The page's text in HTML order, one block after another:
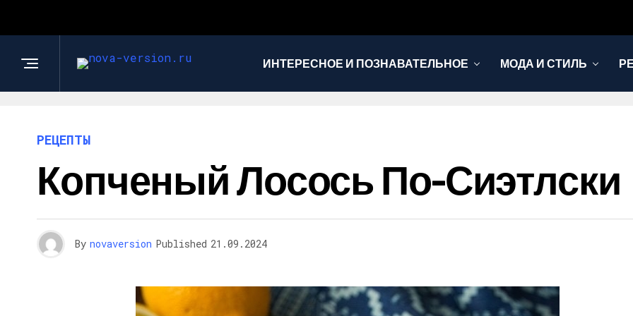
ИНТЕРЕСНОЕ И ПОЗНАВАТЕЛЬНОЕ МОДА И СТИЛЬ
РЕЦЕПТЫ
Копченый Лосось По-Сиэтлски
By novaversion Published 21.09.2024